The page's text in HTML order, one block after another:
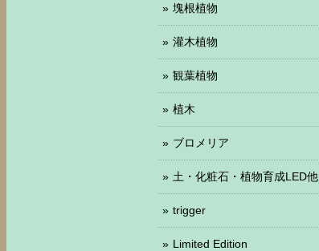
塊根植物
灌木植物
観葉植物
植木
ブロメリア
土・化粧石・植物育成LED他
trigger
Limited Edition